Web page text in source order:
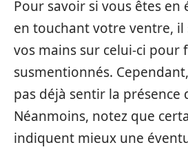
Pour savoir si vous êtes
en touchant votre ventre, il
vos mains sur celui-ci pour
susmentionnés.
pas déjà sentir la
Néanmoins, notez que
indiquent mieux une